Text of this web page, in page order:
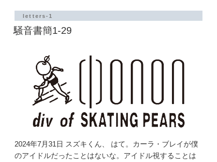
30”
letters-1
騒音書簡1-29
2024年7月31日 スズキくん、 はて。カーラ・ブレイが僕
のアイドルだったことはないな。アイドル視することは